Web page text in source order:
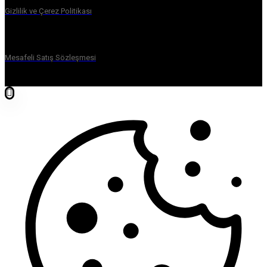
Gizlilik ve Çerez Politikası
Mesafeli Satış Sözleşmesi